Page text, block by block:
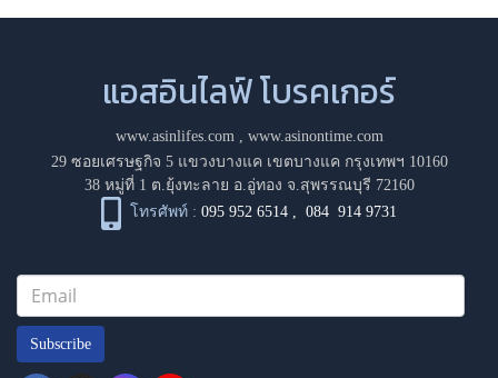
แอสอินไลฟ์ โบรคเกอร์
www.asinlifes.com, www.asinontime.com
29 ซอยเศรษฐกิจ 5 แขวงบางแค เขตบางแค กรุงเทพฯ 10160
38 หมู่ที่ 1 ต.ยุ้งทะลาย อ.อู่ทอง จ.สุพรรณบุรี 72160
โทรศัพท์ : 095 952 6514 ,084 914 9731
Subscribe